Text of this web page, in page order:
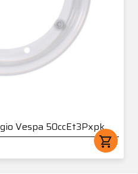
Vespa 50ccEt3Pxpk
shopping_cart